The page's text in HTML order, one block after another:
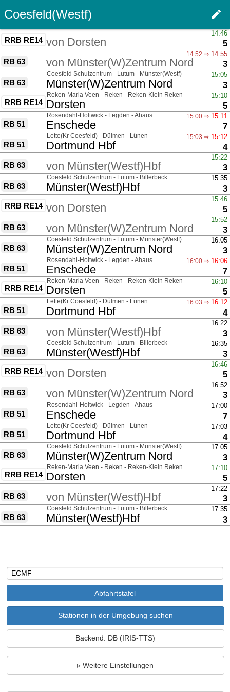
Coesfeld(Westf) Menü
edit
RRB RE14 von
Dorsten
14:46
5
über
RB 63 von
Münster(W)Zentrum Nord
14:52 ⇒ 14:55
3
RB 63 nach
Münster(W)Zentrum Nord
15:05
3
über
Coesfeld Schulzentrum - Lutum - Münster(Westf)
RRB RE14 nach
Dorsten
15:10
5
über
Reken-Maria Veen - Reken - Reken-Klein Reken
RB 51 nach
Enschede
15:00 ⇒ 15:11
7
über
Rosendahl-Holtwick - Legden - Ahaus
RB 51 nach
Dortmund Hbf
15:03 ⇒ 15:12
4
über
Lette(Kr Coesfeld) - Dülmen - Lünen
RB 63 von
Münster(Westf)Hbf
15:22
3
RB 63 nach
Münster(Westf)Hbf
15:35
3
über
Coesfeld Schulzentrum - Lutum - Billerbeck
RRB RE14 von
Dorsten
15:46
5
RB 63 von
Münster(W)Zentrum Nord
15:52
3
RB 63 nach
Münster(W)Zentrum Nord
16:05
3
über
Coesfeld Schulzentrum - Lutum - Münster(Westf)
RB 51 nach
Enschede
16:00 ⇒ 16:06
7
über
Rosendahl-Holtwick - Legden - Ahaus
RRB RE14 nach
Dorsten
16:10
5
über
Reken-Maria Veen - Reken - Reken-Klein Reken
RB 51 nach
Dortmund Hbf
16:03 ⇒ 16:12
4
über
Lette(Kr Coesfeld) - Dülmen - Lünen
RB 63 von
Münster(Westf)Hbf
16:22
3
RB 63 nach
Münster(Westf)Hbf
16:35
3
über
Coesfeld Schulzentrum - Lutum - Billerbeck
RRB RE14 von
Dorsten
16:46
5
RB 63 von
Münster(W)Zentrum Nord
16:52
3
RB 51 nach
Enschede
17:00
7
über
Rosendahl-Holtwick - Legden - Ahaus
RB 51 nach
Dortmund Hbf
17:03
4
über
Lette(Kr Coesfeld) - Dülmen - Lünen
RB 63 nach
Münster(W)Zentrum Nord
17:05
3
über
Coesfeld Schulzentrum - Lutum - Münster(Westf)
RRB RE14 nach
Dorsten
17:10
5
über
Reken-Maria Veen - Reken - Reken-Klein Reken
RB 63 von
Münster(Westf)Hbf
17:22
3
RB 63 nach
Münster(Westf)Hbf
17:35
3
über
Coesfeld Schulzentrum - Lutum - Billerbeck
Stationen in der Umgebung suchen
Backend: DB (IRIS-TTS)
Weitere Einstellungen